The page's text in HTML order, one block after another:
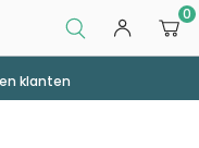
0
klanten